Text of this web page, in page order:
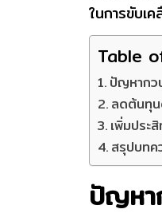
ในการขับเ
Table
ปัญหากว
ลดต้นทุน
เพิ่มประ
สรุปบทค
ปัญหา